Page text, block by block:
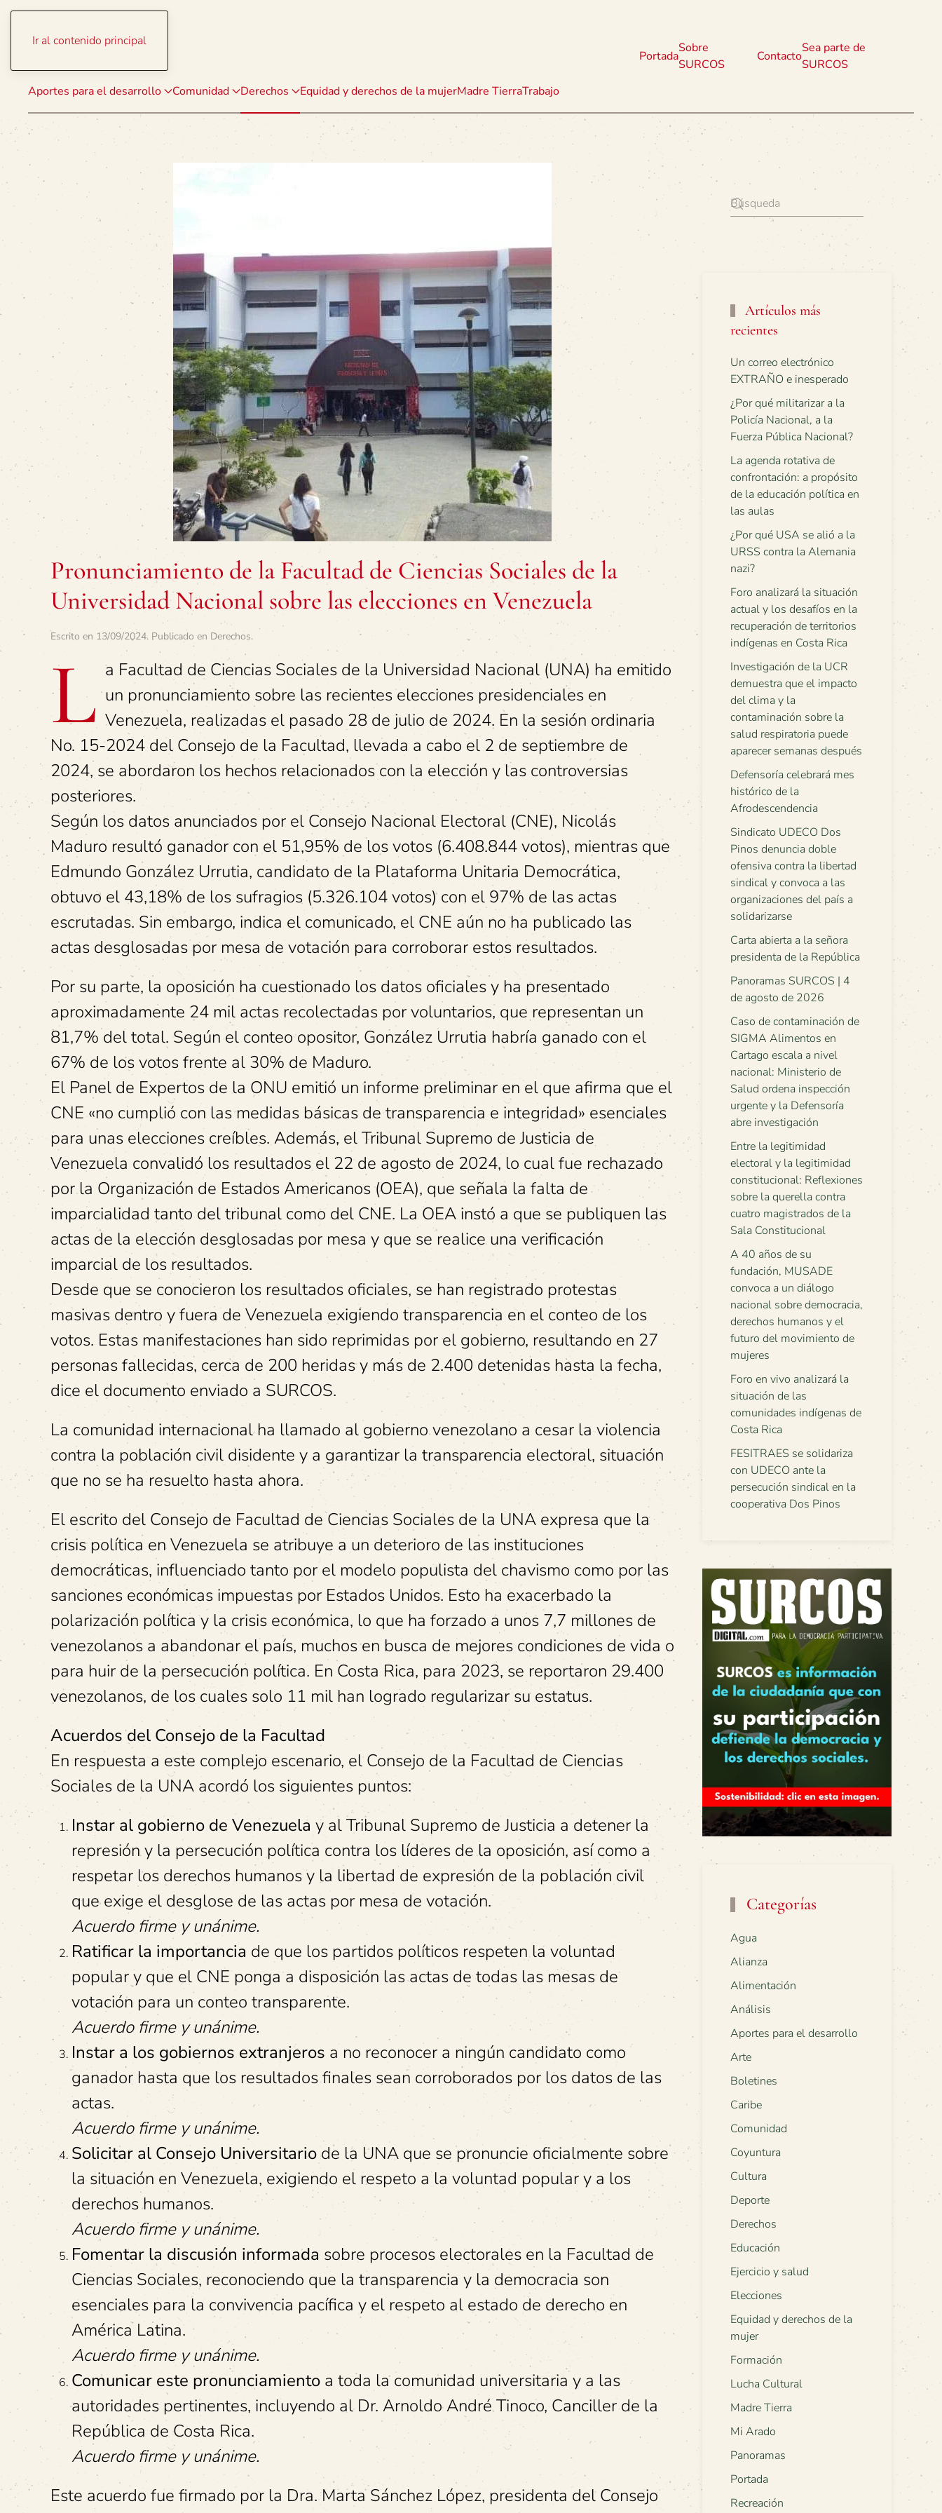
Ir al contenido principal
Aportes para el desarrollo Comunidad Derechos Equidad y derechos de la mujerMadre TierraTrabajo
Portada
Sobre
SURCOS
Contacto
Sea parte de
SURCOS
Pronunciamiento de la Facultad de Ciencias Sociales de la
Universidad Nacional sobre las elecciones en Venezuela
Escrito en 13/09/2024. Publicado en Derechos.
L a Facultad de Ciencias Sociales de la Universidad Nacional (UNA) ha emitido
un pronunciamiento sobre las recientes elecciones presidenciales en
Venezuela, realizadas el pasado 28 de julio de 2024. En la sesión ordinaria
No. 15-2024 del Consejo de la Facultad, llevada a cabo el 2 de septiembre de
2024, se abordaron los hechos relacionados con la elección y las controversias
posteriores.
Según los datos anunciados por el Consejo Nacional Electoral (CNE), Nicolás
Maduro resultó ganador con el 51,95% de los votos (6.408.844 votos), mientras que
Edmundo González Urrutia, candidato de la Plataforma Unitaria Democrática,
obtuvo el 43,18% de los sufragios (5.326.104 votos) con el 97% de las actas
escrutadas. Sin embargo, indica el comunicado, el CNE aún no ha publicado las
actas desglosadas por mesa de votación para corroborar estos resultados.
Por su parte, la oposición ha cuestionado los datos oficiales y ha presentado
aproximadamente 24 mil actas recolectadas por voluntarios, que representan un
81,7% del total. Según el conteo opositor, González Urrutia habría ganado con el
67% de los votos frente al 30% de Maduro.
El Panel de Expertos de la ONU emitió un informe preliminar en el que afirma que el
CNE «no cumplió con las medidas básicas de transparencia e integridad» esenciales
para unas elecciones creíbles. Además, el Tribunal Supremo de Justicia de
Venezuela convalidó los resultados el 22 de agosto de 2024, lo cual fue rechazado
por la Organización de Estados Americanos (OEA), que señala la falta de
imparcialidad tanto del tribunal como del CNE. La OEA instó a que se publiquen las
actas de la elección desglosadas por mesa y que se realice una verificación
imparcial de los resultados.
Desde que se conocieron los resultados oficiales, se han registrado protestas
masivas dentro y fuera de Venezuela exigiendo transparencia en el conteo de los
votos. Estas manifestaciones han sido reprimidas por el gobierno, resultando en 27
personas fallecidas, cerca de 200 heridas y más de 2.400 detenidas hasta la fecha,
dice el documento enviado a SURCOS.
La comunidad internacional ha llamado al gobierno venezolano a cesar la violencia
contra la población civil disidente y a garantizar la transparencia electoral, situación
que no se ha resuelto hasta ahora.
El escrito del Consejo de Facultad de Ciencias Sociales de la UNA expresa que la
crisis política en Venezuela se atribuye a un deterioro de las instituciones
democráticas, influenciado tanto por el modelo populista del chavismo como por las
sanciones económicas impuestas por Estados Unidos. Esto ha exacerbado la
polarización política y la crisis económica, lo que ha forzado a unos 7,7 millones de
venezolanos a abandonar el país, muchos en busca de mejores condiciones de vida o
para huir de la persecución política. En Costa Rica, para 2023, se reportaron 29.400
venezolanos, de los cuales solo 11 mil han logrado regularizar su estatus.
Acuerdos del Consejo de la Facultad
En respuesta a este complejo escenario, el Consejo de la Facultad de Ciencias
Sociales de la UNA acordó los siguientes puntos:
Instar al gobierno de Venezuela y al Tribunal Supremo de Justicia a detener la
represión y la persecución política contra los líderes de la oposición, así como a
respetar los derechos humanos y la libertad de expresión de la población civil
que exige el desglose de las actas por mesa de votación.
Acuerdo firme y unánime.
Ratificar la importancia de que los partidos políticos respeten la voluntad
popular y que el CNE ponga a disposición las actas de todas las mesas de
votación para un conteo transparente.
Acuerdo firme y unánime.
Instar a los gobiernos extranjeros a no reconocer a ningún candidato como
ganador hasta que los resultados finales sean corroborados por los datos de las
actas.
Acuerdo firme y unánime.
Solicitar al Consejo Universitariode la UNA que se pronuncie oficialmente sobre
la situación en Venezuela, exigiendo el respeto a la voluntad popular y a los
derechos humanos.
Acuerdo firme y unánime.
Fomentar la discusión informada sobre procesos electorales en la Facultad de
Ciencias Sociales, reconociendo que la transparencia y la democracia son
esenciales para la convivencia pacífica y el respeto al estado de derecho en
América Latina.
Acuerdo firme y unánime.
Comunicar este pronunciamiento a toda la comunidad universitaria y a las
autoridades pertinentes, incluyendo al Dr. Arnoldo André Tinoco, Canciller de la
República de Costa Rica.
Acuerdo firme y unánime.
Este acuerdo fue firmado por la Dra. Marta Sánchez López, presidenta del Consejo
Artículos más
recientes
Un correo electrónico
EXTRAÑO e inesperado
¿Por qué militarizar a la
Policía Nacional, a la
Fuerza Pública Nacional?
La agenda rotativa de
confrontación: a propósito
de la educación política en
las aulas
¿Por qué USA se alió a la
URSS contra la Alemania
nazi?
Foro analizará la situación
actual y los desafíos en la
recuperación de territorios
indígenas en Costa Rica
Investigación de la UCR
demuestra que el impacto
del clima y la
contaminación sobre la
salud respiratoria puede
aparecer semanas después
Defensoría celebrará mes
histórico de la
Afrodescendencia
Sindicato UDECO Dos
Pinos denuncia doble
ofensiva contra la libertad
sindical y convoca a las
organizaciones del país a
solidarizarse
Carta abierta a la señora
presidenta de la República
Panoramas SURCOS | 4
de agosto de 2026
Caso de contaminación de
SIGMA Alimentos en
Cartago escala a nivel
nacional: Ministerio de
Salud ordena inspección
urgente y la Defensoría
abre investigación
Entre la legitimidad
electoral y la legitimidad
constitucional: Reflexiones
sobre la querella contra
cuatro magistrados de la
Sala Constitucional
A 40 años de su
fundación, MUSADE
convoca a un diálogo
nacional sobre democracia,
derechos humanos y el
futuro del movimiento de
mujeres
Foro en vivo analizará la
situación de las
comunidades indígenas de
Costa Rica
FESITRAES se solidariza
con UDECO ante la
persecución sindical en la
cooperativa Dos Pinos
Categorías
Agua
Alianza
Alimentación
Análisis
Aportes para el desarrollo
Arte
Boletines
Caribe
Comunidad
Coyuntura
Cultura
Deporte
Derechos
Educación
Ejercicio y salud
Elecciones
Equidad y derechos de la
mujer
Formación
Lucha Cultural
Madre Tierra
Mi Arado
Panoramas
Portada
Recreación